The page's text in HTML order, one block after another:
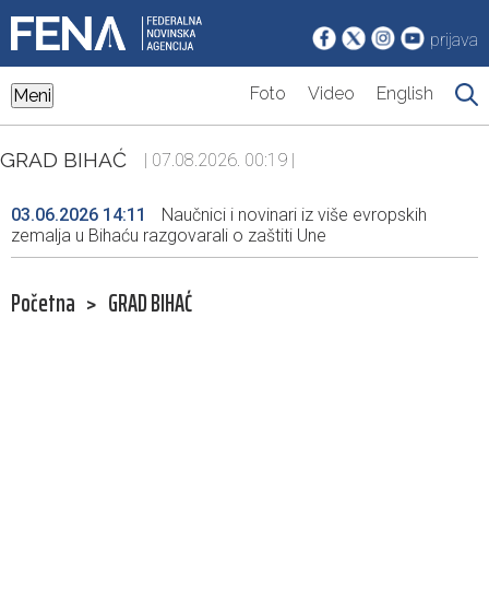
prijava
Meni Foto Video English
GRAD BIHAĆ | 07.08.2026. 00:19 |
03.06.2026 14:11
Naučnici i novinari iz više evropskih
zemalja u Bihaću razgovarali o zaštiti Une
Početna > GRAD BIHAĆ